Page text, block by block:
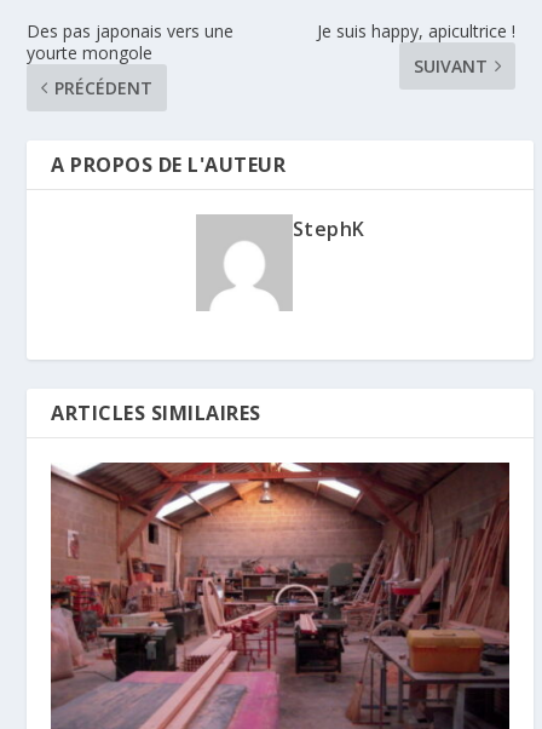
Des pas japonais vers une
yourte mongole
PRÉCÉDENT
Je suis happy, apicultrice !
SUIVANT
A PROPOS DE L'AUTEUR
StephK
ARTICLES SIMILAIRES